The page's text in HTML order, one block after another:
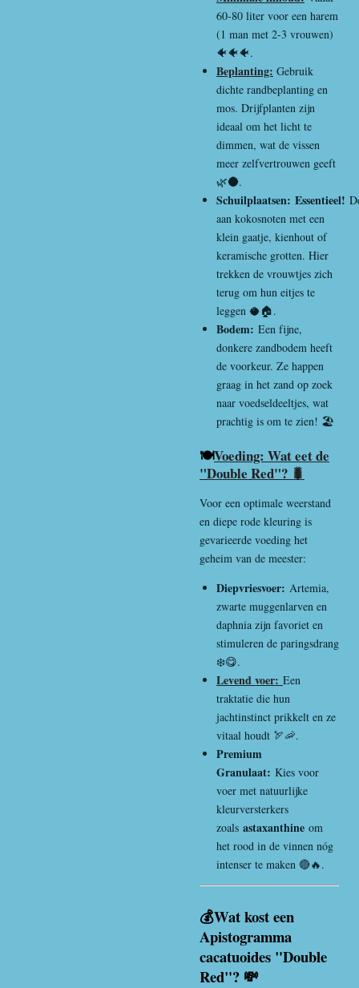
60-80 liter voor een harem
(1 man met 2-3 vrouwen)
🐠🐠🐠.
Beplanting: Gebruik
dichte randbeplanting en
mos. Drijfplanten zijn
ideaal om het licht te
dimmen, wat de vissen
meer zelfvertrouwen geeft
🌿🌑.
Schuilplaatsen: Essentieel!
aan kokosnoten met een
klein gaatje, kienhout of
keramische grotten. Hier
trekken de vrouwtjes zich
terug om hun eitjes te
leggen 🥥🏠.
Bodem: Een fijne,
donkere zandbodem heeft
de voorkeur. Ze happen
graag in het zand op zoek
naar voedseldeeltjes, wat
prachtig is om te zien! 🏖️
🍽️Voeding: Wat eet de
"Double Red"? 🐛
Voor een optimale weerstand
en diepe rode kleuring is
gevarieerde voeding het
geheim van de meester:
Diepvriesvoer: Artemia,
zwarte muggenlarven en
daphnia zijn favoriet en
stimuleren de paringsdrang
❄️😋.
Levend voer: Een
traktatie die hun
jachtinstinct prikkelt en ze
vitaal houdt 🏹🦐.
Premium
Granulaat: Kies voor
voer met natuurlijke
kleurversterkers
zoals astaxanthine om
het rood in de vinnen nóg
intenser te maken 🔴🔥.
💰Wat kost een
Apistogramma
cacatuoides "Double
Red"? 💸